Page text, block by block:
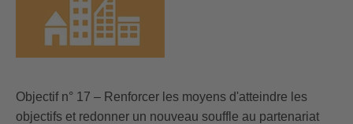
Objectif n° 17 – Renforcer les moyens d'atteindre les
objectifs et redonner un nouveau souffle au partenariat